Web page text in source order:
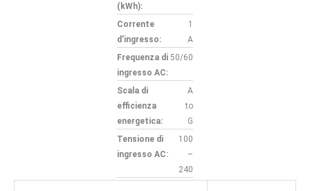
(kWh):
Corrente
d’ingresso:
1
A
Frequenza di
ingresso AC:
50/60
Scala di
efficienza
energetica:
A
to
G
Tensione di
ingresso AC:
100
–
240